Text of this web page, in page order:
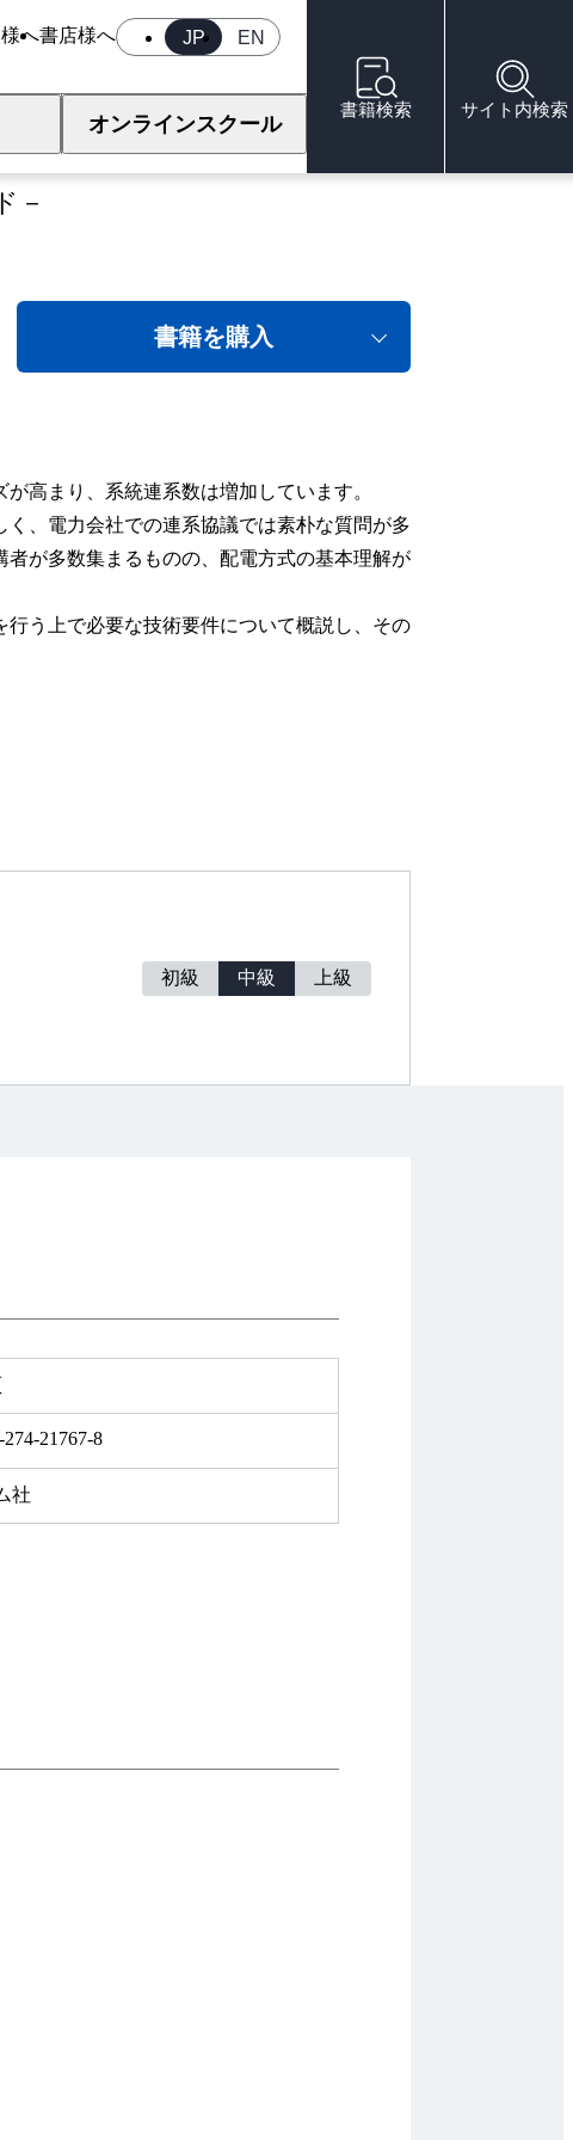
JP EN
へ書店様へ
オンラインスクール
書籍検索 サイト内検索
－
書籍を購入
高まり、系統連系数は増加しています。
、電力会社での連系協議では素朴な質問が多
が多数集まるものの、配電方式の基本理解が
う上で必要な技術要件について概説し、その
初級 中級 上級
274-21767-8
社